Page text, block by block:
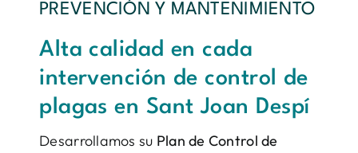
PREVENCIÓN Y MANTENIMIENTO
Alta calidad en cada
intervención de control de
plagas en Sant Joan Despí
Desarrollamos su Plan de Control de